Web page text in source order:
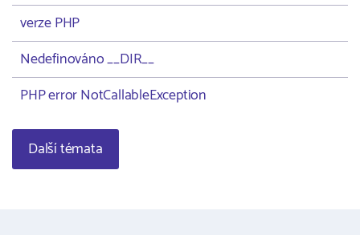
verze PHP
Nedefinováno __DIR__
PHP error NotCallableException
Další témata